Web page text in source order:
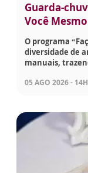
Guarda-
Você Mesmo
O programa
diversidade de
manuais,
05 AGO 2026 -